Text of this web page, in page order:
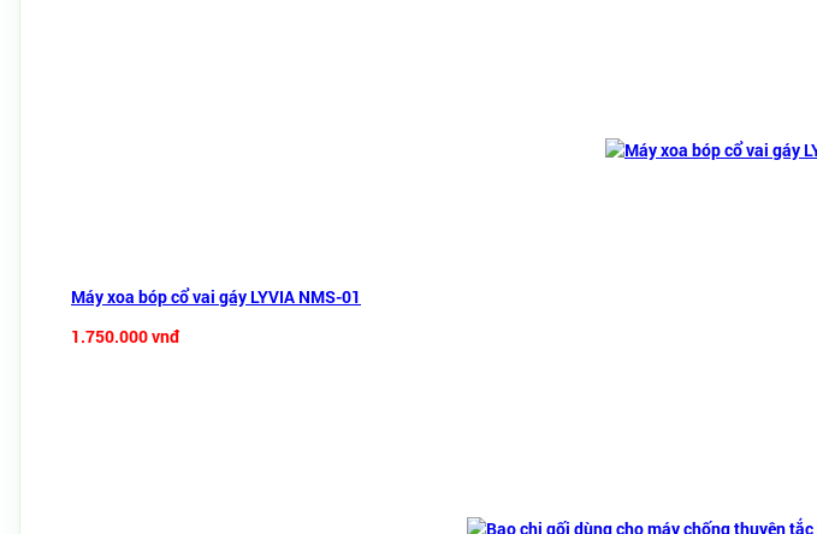
Máy xoa bóp cổ vai gáy LYVIA NMS-01
1.750.000 vnđ